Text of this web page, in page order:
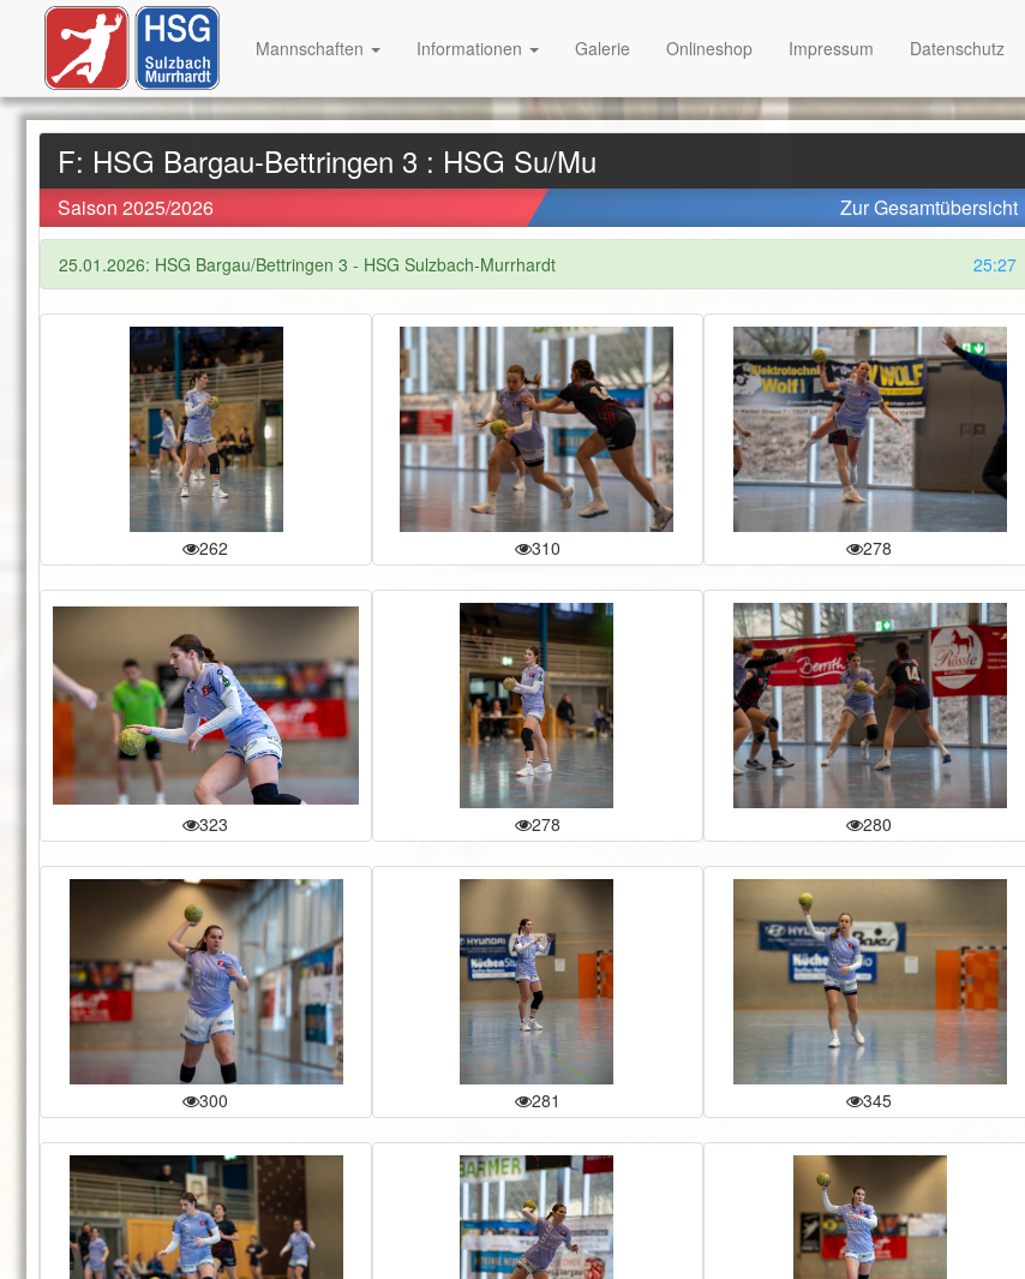
F: HSG Bargau-Bettringen 3 : HSG Su/Mu
Saison 2025/2026 Zur Gesamtübersicht
25.01.2026: HSG Bargau/Bettringen 3 - HSG Sulzbach-Murrhardt 25:27
262 310 278
323 278 280
300 281 345
Mannschaften Informationen Galerie Onlineshop Impressum Datenschutz